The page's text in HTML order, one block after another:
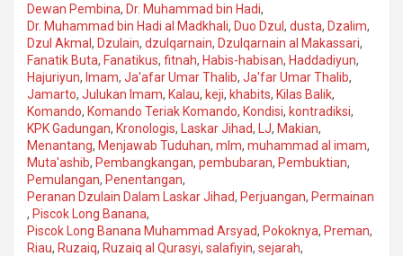
Dewan Pembina, Dr. Muhammad bin Hadi,
Dr. Muhammad bin Hadi al Madkhali, Duo Dzul , dusta, Dzalim,
Dzul Akmal , Dzulain, dzulqarnain, Dzulqarnain al Makassari,
Fanatik Buta, Fanatikus, fitnah, Habis-habisan, Haddadiyun,
Hajuriyun, Imam, Ja'afar Umar Thalib, Ja'far Umar Thalib,
Jamarto, Julukan Imam, Kalau, keji, khabits, Kilas Balik,
Komando, Komando Teriak Komando, Kondisi, kontradiksi,
KPK Gadungan, Kronologis, Laskar Jihad, LJ, Makian,
Menantang, Menjawab Tuduhan, mlm, muhammad al imam,
Muta'ashib, Pembangkangan, pembubaran, Pembuktian,
Pemulangan, Penentangan,
Peranan Dzulain Dalam Laskar Jihad, Perjuangan, Permainan
, Piscok Long Banana,
Piscok Long Banana Muhammad Arsyad, Pokoknya, Preman,
Riau, Ruzaiq, Ruzaiq al Qurasyi, salafiyin, sejarah,